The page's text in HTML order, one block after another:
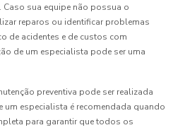
sua equipe não possua o
reparos ou identificar problemas
de acidentes e de custos com
de um especialista pode ser uma
preventiva pode ser realizada
um especialista é recomendada quando
para garantir que todos os